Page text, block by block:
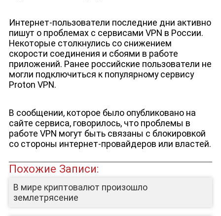
ЮТУБ-КАНАЛ
Интернет-пользователи последние дни активно
пишут о проблемах с сервисами VPN в России.
Некоторые столкнулись со снижением
скорости соединения и сбоями в работе
приложений. Ранее российские пользователи не
могли подключиться к популярному сервису
Proton VPN.
В сообщении, которое было опубликовано на
сайте сервиса, говорилось, что проблемы в
работе VPN могут быть связаны с блокировкой
со стороны интернет-провайдеров или властей.
Похожие Записи:
В мире криптовалют произошло
землетрясение